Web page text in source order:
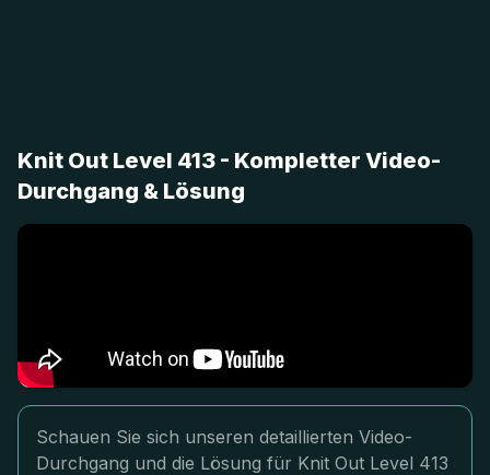
Knit Out Level 413 - Kompletter Video-
Durchgang & Lösung
Schauen Sie sich unseren detaillierten Video-
Durchgang und die Lösung für Knit Out Level 413